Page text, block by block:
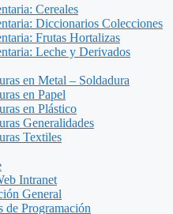
Cereales
Diccionarios Colecciones
Frutas Hortalizas
Leche y Derivados
en Metal – Soldadura
en Papel
en Plástico
Generalidades
Textiles
Intranet
General
de Programación